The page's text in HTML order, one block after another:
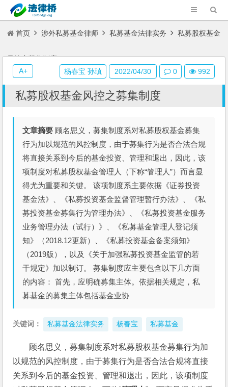
首页 涉外私募基金律师 私募基金法律实务 私募股权基金
风控之募集制度
私募股权基金风控之募集制度
文章摘要 顾名思义，募集制度系对私募股权基金募集
行为加以规范的风控制度，由于募集行为是否合法合规
将直接关系到今后的基金投资、管理和退出，因此，该
项制度对私募股权基金管理人（下称“管理人”）而言显
得尤为重要和关键。 该项制度系主要依据《证券投资
基金法》、《私募投资基金监督管理暂行办法》、《私
募投资基金募集行为管理办法》、《私募投资基金服务
业务管理办法（试行）》、《私募基金管理人登记须
知》（2018.12更新）、《私募投资基金备案须知》
（2019版），以及《关于加强私募投资基金监管的若
干规定》加以制订。 募集制度应主要包含以下几方面
的内容： 首先，应明确募集主体。依据相关规定，私
募基金的募集主体包括基金业协
关键词： 私募基金法律实务 杨春宝 私募基金
顾名思义，募集制度系对私募股权基金募集行为加
以规范的风控制度，由于募集行为是否合法合规将直接
关系到今后的基金投资、管理和退出，因此，该项制度
杨春宝 孙瑱 2022/04/30 0 992
A+